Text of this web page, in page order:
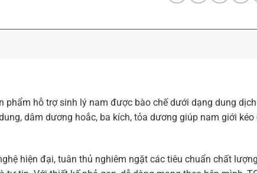
phẩm hỗ trợ sinh lý nam được bào chế dưới dạng dung
dâm dương hoắc, ba kích, tỏa dương giúp nam giới
hiện đại, tuân thủ nghiêm ngặt các tiêu chuẩn chất